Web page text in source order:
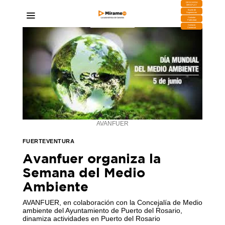
DESCARGA
MIRAPLAY
Buzón de
Sugerencias
Contratar
Publicidad
Contacto
Comercial
AVANFUER
FUERTEVENTURA
Avanfuer organiza la
Semana del Medio
Ambiente
AVANFUER, en colaboración con la Concejalía de Medio
ambiente del Ayuntamiento de Puerto del Rosario,
dinamiza actividades en Puerto del Rosario